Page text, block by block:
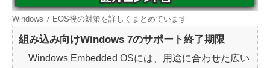
Windows 7 EOS後の対策を詳しくまとめています
組み込み向けWindows 7のサポート終了期限
Windows Embedded OSには、用途に合わせた広い